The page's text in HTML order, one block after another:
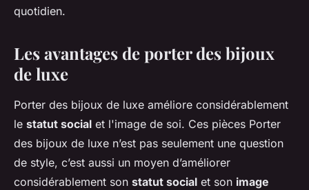
quotidien.
Les avantages de porter des bijoux
de luxe
Porter des bijoux de luxe améliore considérablement
le statut social et l'image de soi. Ces pièces Porter
des bijoux de luxe n’est pas seulement une question
de style, c’est aussi un moyen d’améliorer
considérablement son statut social et son image